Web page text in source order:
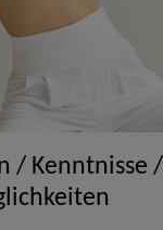
/ Kenntnisse /